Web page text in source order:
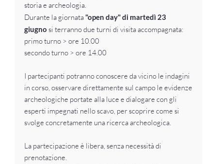
storia e archeologia.
Durante la giornata "open day" di martedì 23
giugno si terranno due turni di visita accompagnata:
primo turno > ore 10.00
secondo turno > ore 14.00
I partecipanti potranno conoscere da vicino le indagini
in corso, osservare direttamente sul campo le evidenze
archeologiche portate alla luce e dialogare con gli
esperti impegnati nello scavo, per scoprire come si
svolge concretamente una ricerca archeologica.
La partecipazione è libera, senza necessità di
prenotazione.